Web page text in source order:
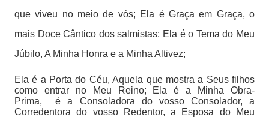
que viveu no meio de vós; Ela é Graça em Graça, o
mais Doce Cântico dos salmistas; Ela é o Tema do Meu
Júbilo, A Minha Honra e a Minha Altivez;
Ela é a Porta do Céu, Aquela que mostra a Seus filhos
como entrar no Meu Reino; Ela é a Minha Obra-
Prima, é a Consoladora do vosso Consolador, a
Corredentora do vosso Redentor, a Esposa do Meu